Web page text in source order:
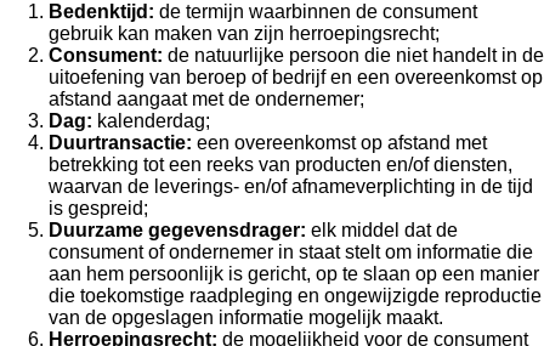
Bedenktijd: de termijn waarbinnen de consument
gebruik kan maken van zijn herroepingsrecht;
Consument: de natuurlijke persoon die niet handelt in de
uitoefening van beroep of bedrijf en een overeenkomst op
afstand aangaat met de ondernemer;
Dag: kalenderdag;
Duurtransactie: een overeenkomst op afstand met
betrekking tot een reeks van producten en/of diensten,
waarvan de leverings- en/of afnameverplichting in de tijd
is gespreid;
Duurzame gegevensdrager: elk middel dat de
consument of ondernemer in staat stelt om informatie die
aan hem persoonlijk is gericht, op te slaan op een manier
die toekomstige raadpleging en ongewijzigde reproductie
van de opgeslagen informatie mogelijk maakt.
Herroepingsrecht: de mogelijkheid voor de consument